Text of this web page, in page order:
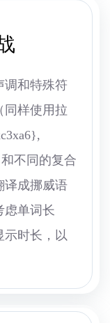
调和特殊符
同样使用拉
不同的复合
译成挪威语
虑单词长
示时长，以